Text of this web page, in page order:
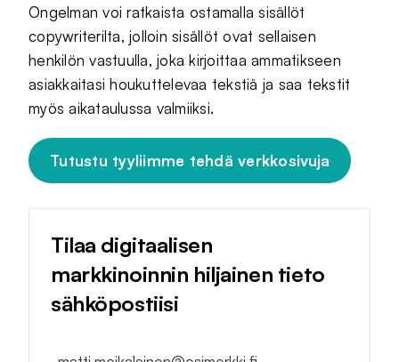
Ongelman voi ratkaista ostamalla sisällöt
copywriterilta, jolloin sisällöt ovat sellaisen
henkilön vastuulla, joka kirjoittaa ammatikseen
asiakkaitasi houkuttelevaa tekstiä ja saa tekstit
myös aikataulussa valmiiksi.
Tutustu tyyliimme tehdä verkkosivuja
Tilaa digitaalisen
markkinoinnin hiljainen tieto
sähköpostiisi